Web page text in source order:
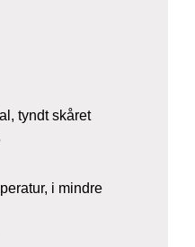
tyndt skåret
i mindre